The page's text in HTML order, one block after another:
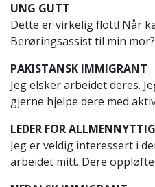
UNG GUTT
Dette er virkelig flott! Når
Berøringsassist til min mor?
PAKISTANSK IMMIGRANT
Jeg elsker arbeidet deres.
gjerne hjelpe dere med
LEDER FOR
Jeg er veldig interessert i
arbeidet mitt. Dere